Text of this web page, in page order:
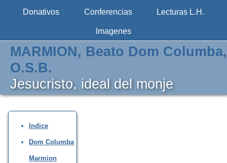
Donativos Conferencias Lecturas L.H.
Imagenes
MARMION, Beato Dom Columba,
O.S.B.
Jesucristo, ideal del monje
Indice
Dom Columba
Marmion